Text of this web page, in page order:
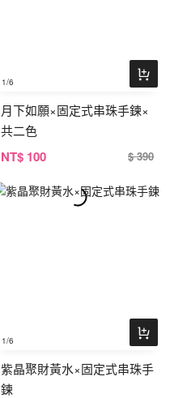
1/6
月下如願×固定式串珠手鍊×
共二色
NT$ 100 $ 390
1/6
紫晶聚財黃水×固定式串珠手
鍊